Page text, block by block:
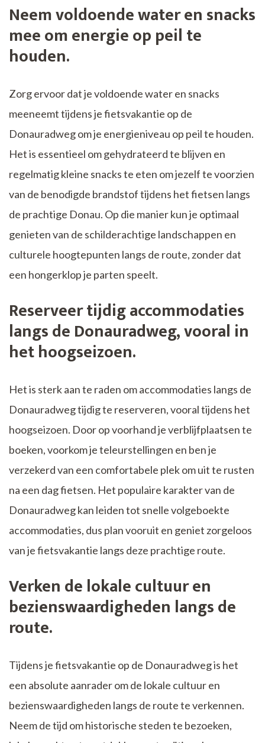
Neem voldoende water en snacks
mee om energie op peil te
houden.
Zorg ervoor dat je voldoende water en snacks
meeneemt tijdens je fietsvakantie op de
Donauradweg om je energieniveau op peil te houden.
Het is essentieel om gehydrateerd te blijven en
regelmatig kleine snacks te eten om jezelf te voorzien
van de benodigde brandstof tijdens het fietsen langs
de prachtige Donau. Op die manier kun je optimaal
genieten van de schilderachtige landschappen en
culturele hoogtepunten langs de route, zonder dat
een hongerklop je parten speelt.
Reserveer tijdig accommodaties
langs de Donauradweg, vooral in
het hoogseizoen.
Het is sterk aan te raden om accommodaties langs de
Donauradweg tijdig te reserveren, vooral tijdens het
hoogseizoen. Door op voorhand je verblijfplaatsen te
boeken, voorkom je teleurstellingen en ben je
verzekerd van een comfortabele plek om uit te rusten
na een dag fietsen. Het populaire karakter van de
Donauradweg kan leiden tot snelle volgeboekte
accommodaties, dus plan vooruit en geniet zorgeloos
van je fietsvakantie langs deze prachtige route.
Verken de lokale cultuur en
bezienswaardigheden langs de
route.
Tijdens je fietsvakantie op de Donauradweg is het
een absolute aanrader om de lokale cultuur en
bezienswaardigheden langs de route te verkennen.
Neem de tijd om historische steden te bezoeken,